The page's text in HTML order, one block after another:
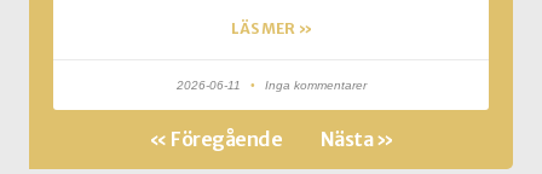
LÄS MER »
2026-06-11 Inga kommentarer
« Föregående Nästa »